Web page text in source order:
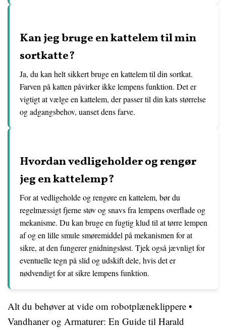
Kan jeg bruge en kattelem til min
sortkatte?
Ja, du kan helt sikkert bruge en kattelem til din sortkat.
Farven på katten påvirker ikke lempens funktion. Det er
vigtigt at vælge en kattelem, der passer til din kats størrelse
og adgangsbehov, uanset dens farve.
Hvordan vedligeholder og rengør
jeg en kattelemp?
For at vedligeholde og rengøre en kattelem, bør du
regelmæssigt fjerne støv og snavs fra lempens overflade og
mekanisme. Du kan bruge en fugtig klud til at tørre lempen
af og en lille smule smøremiddel på mekanismen for at
sikre, at den fungerer gnidningsløst. Tjek også jævnligt for
eventuelle tegn på slid og udskift dele, hvis det er
nødvendigt for at sikre lempens funktion.
Alt du behøver at vide om robotplæneklippere •
Vandhaner og Armaturer: En Guide til Harald